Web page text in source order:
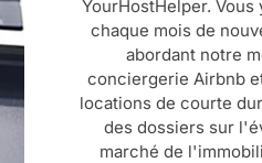
YourHostHelper.
chaque mois de
abordant notre
conciergerie Airbnb
locations de courte
des dossiers sur
marché de